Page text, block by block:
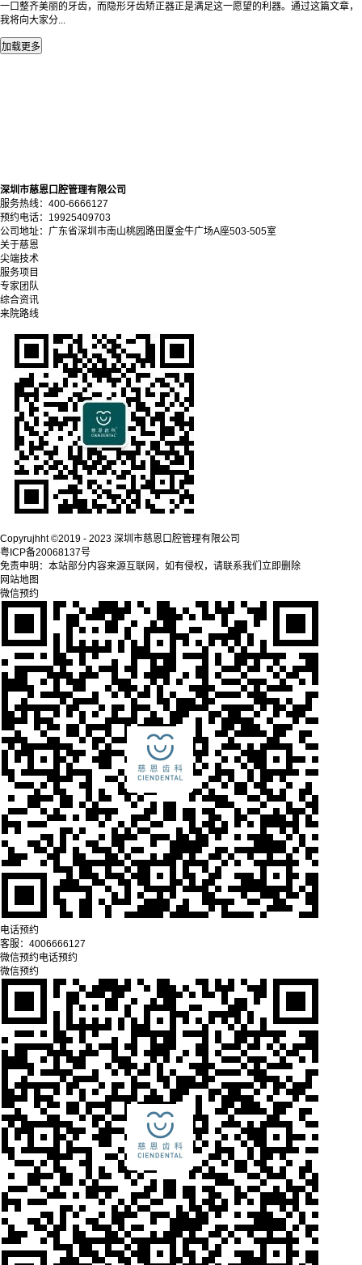
一口整齐美丽的牙齿，而隐形牙齿矫正器正是满足这一愿望的利器。通过这篇文章，
我将向大家分...
深圳市慈恩口腔管理有限公司
服务热线：400-6666127
预约电话：19925409703
公司地址：广东省深圳市南山桃园路田厦金牛广场A座503-505室
关于慈恩
尖端技术
服务项目
专家团队
综合资讯
来院路线
Copyrujhht ©2019 - 2023 深圳市慈恩口腔管理有限公司
粤ICP备20068137号
免责申明：本站部分内容来源互联网，如有侵权，请联系我们立即删除
网站地图
微信预约
电话预约
客服： 4006666127
微信预约电话预约
微信预约